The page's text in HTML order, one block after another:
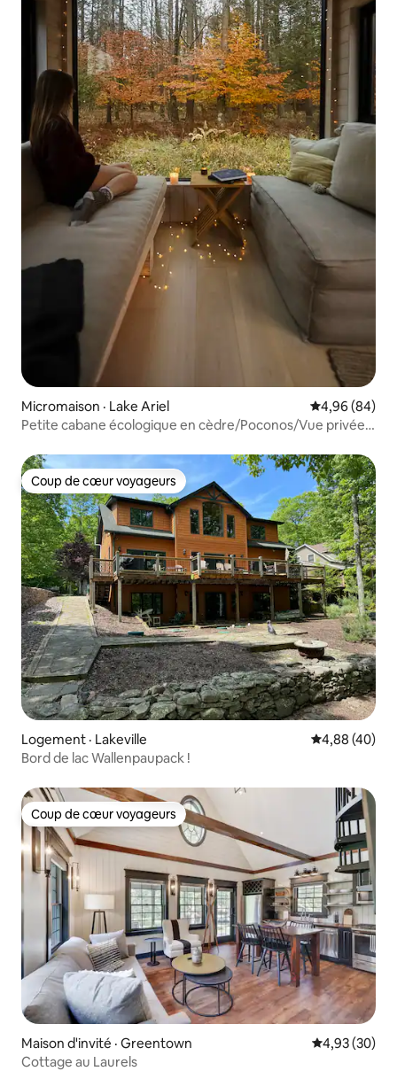
Micromaison · Lake Ariel Note
4,96 (84)
Petite cabane écologique en cèdre/Poconos/Vue privée
Coup de cœur voyageurs
Coup de cœur voyageurs
Logement · Lakeville Note
4,88 (40)
Bord de lac Wallenpaupack !
Coup de cœur voyageurs
Coup de cœur voyageurs
Maison d'invité · Greentown Note
4,93 (30)
Cottage au Laurels